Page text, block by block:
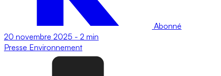
Abonné
20 novembre 2025 - 2 min
Presse Environnement